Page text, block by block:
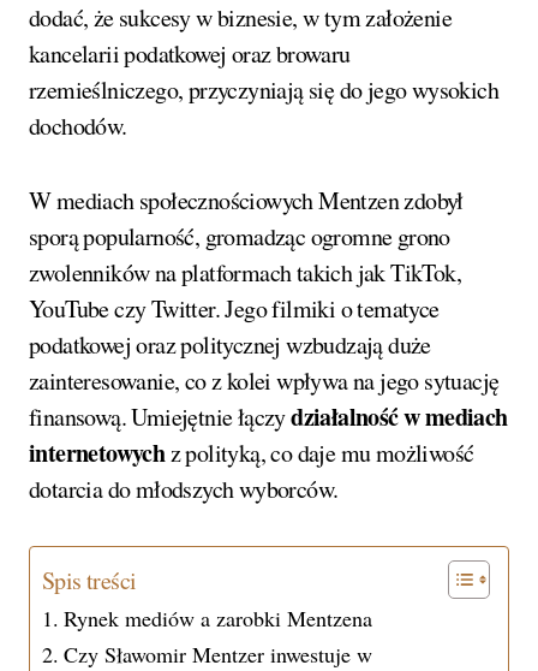
dodać, że sukcesy w biznesie, w tym założenie
kancelarii podatkowej oraz browaru
rzemieślniczego, przyczyniają się do jego wysokich
dochodów.
W mediach społecznościowych Mentzen zdobył
sporą popularność, gromadząc ogromne grono
zwolenników na platformach takich jak TikTok,
YouTube czy Twitter. Jego filmiki o tematyce
podatkowej oraz politycznej wzbudzają duże
zainteresowanie, co z kolei wpływa na jego sytuację
finansową. Umiejętnie łączydziałalność w mediach
internetowychz polityką, co daje mu możliwość
dotarcia do młodszych wyborców.
Spis treści
Rynek mediów a zarobki Mentzena
Czy Sławomir Mentzer inwestuje w